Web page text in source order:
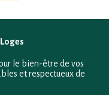
le bien-être de vos
et respectueux de